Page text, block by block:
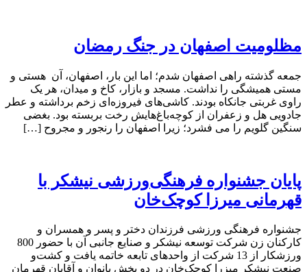
مظلومیت اصفهان در جنگ رمضان
جمعه گذشته راهی اصفهان شدم؛ اما این بار، اصفهان، آن هستی و
مستی همیشگی را نداشت. مسجد و بازار، کاخ و میدان، هر یک
راوی غربتی جانکاه بودند. کاشی‌های فیروزه‌ای زخم برداشته و عطر
جادویی هل و زعفران از کوچه‌باغ‌هایش رخت بربسته بود. بغضی
سنگین گلویم را می فشرد؛ زیرا اصفهان را رنجور و مجروح […]
پایان جشنواره فرهنگی‌ورزشی نیشکر با
قهرمانی میرزا کوچک‌خان
جشنواره فرهنگی ورزشی فرزندان دختر و پسر و همسران و
کارکنان زن شرکت توسعه نیشکر و صنایع جانبی آن با حضور 800
ورزشکار از 13 شرکت از واحدهای تابعه خاتمه یافت و کشت‌و
صنعت نیشکر میزرا کوچک‌خان در دو بخش بانوان و آقایان قهرمان